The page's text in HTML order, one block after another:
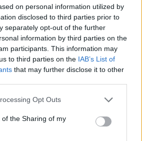
on personal information utilized by
disclosed to third parties prior to
separately opt-out of the further
information by third parties on the
participants. This information may
to third parties on the IAB’s List of
that may further disclose it to other
Opt Outs
the Sharing of my
απόχρωση “Dune” το Pixel 11
ΓΡΊΒΑΣ 4 ημέρες ago
βαλίτσα του φετινού